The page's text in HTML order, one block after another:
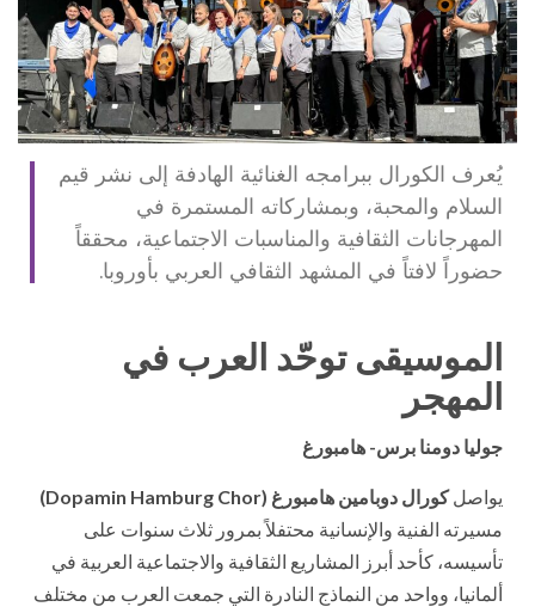
يُعرف الكورال ببرامجه الغنائية الهادفة إلى نشر قيم
السلام والمحبة، وبمشاركاته المستمرة في
المهرجانات الثقافية والمناسبات الاجتماعية، محققاً
حضوراً لافتاً في المشهد الثقافي العربي بأوروبا.
الموسيقى توحّد العرب في
المهجر
جوليا دومنا برس- هامبورغ
يواصلكورال دوبامين هامبورغ (Dopamin Hamburg Chor)
مسيرته الفنية والإنسانية محتفلاً بمرور ثلاث سنوات على
تأسيسه، كأحد أبرز المشاريع الثقافية والاجتماعية العربية في
ألمانيا، وواحد من النماذج النادرة التي جمعت العرب من مختلف